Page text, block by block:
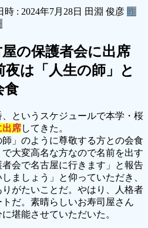
時 : 2024年7月28日 田淵 俊彦 昨
屋の保護者会に出席
は「人生の師」と
食
というスケジュールで本学・桜
出席してきた。
」のように尊敬する方との会食
大変高名な方なので名前を出す
会で名古屋に行きます」と報告
ましょう」と仰っていただき、
がたいことだ。やはり、人格者
だ。素晴らしいお寿司屋さん
堪能させていただいた。